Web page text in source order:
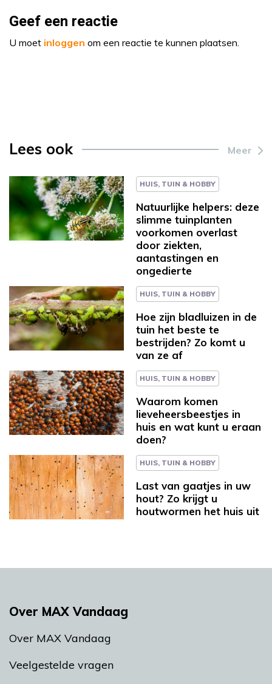
Geef een reactie
U moet inloggen om een reactie te kunnen plaatsen.
Lees ook Meer
HUIS, TUIN & HOBBY
Natuurlijke helpers: deze
slimme tuinplanten
voorkomen overlast
door ziekten,
aantastingen en
ongedierte
HUIS, TUIN & HOBBY
Hoe zijn bladluizen in de
tuin het beste te
bestrijden? Zo komt u
van ze af
HUIS, TUIN & HOBBY
Waarom komen
lieveheersbeestjes in
huis en wat kunt u eraan
doen?
HUIS, TUIN & HOBBY
Last van gaatjes in uw
hout? Zo krijgt u
houtwormen het huis uit
Over MAX Vandaag
Over MAX Vandaag
Veelgestelde vragen